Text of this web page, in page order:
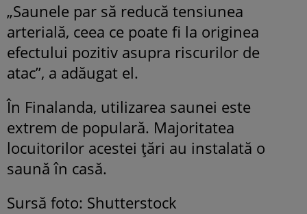
„Saunele par să reducă tensiunea
arterială, ceea ce poate fi la originea
efectului pozitiv asupra riscurilor de
atac”, a adăugat el.
În Finalanda, utilizarea saunei este
extrem de populară. Majoritatea
locuitorilor acestei țări au instalată o
saună în casă.
Sursă foto: Shutterstock